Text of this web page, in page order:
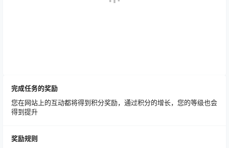
完成任务的奖励
您在网站上的互动都将得到积分奖励，通过积分的增长，您的等级也会
得到提升
奖励规则